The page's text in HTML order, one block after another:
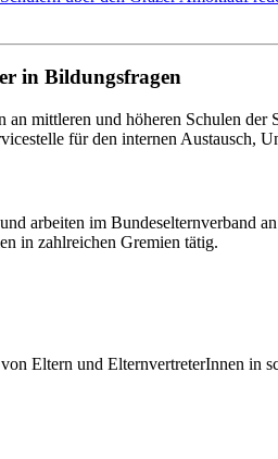
in Bildungsfragen
mittleren und höheren Schulen
für den internen Austausch,
arbeiten im Bundeselternverband
in zahlreichen Gremien tätig.
Eltern und ElternvertreterInnen in